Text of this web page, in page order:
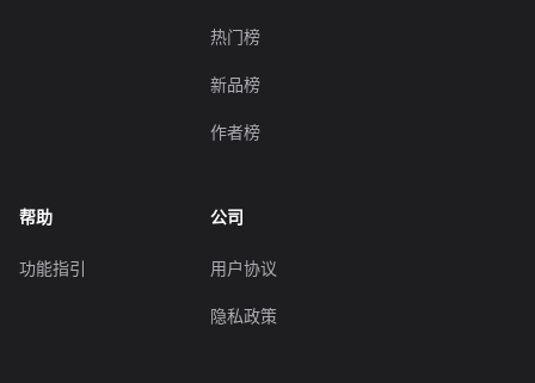
热门榜
新品榜
作者榜
帮助
功能指引
公司
用户协议
隐私政策